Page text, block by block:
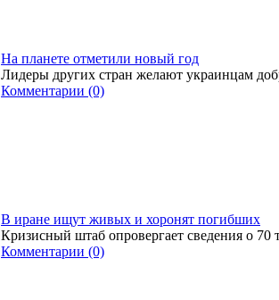
На планете отметили новый год
Лидеры других стран желают украинцам
Комментарии (0)
В иране ищут живых и хоронят погибших
Кризисный штаб опровергает сведения о 70
Комментарии (0)